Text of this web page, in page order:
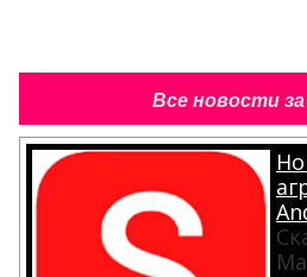
Все новости за